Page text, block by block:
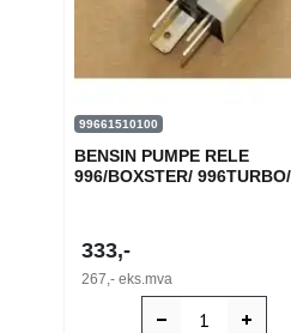
99661510100
BENSIN PUMPE RELE
996/BOXSTER/
333,-
267,- eks.mva